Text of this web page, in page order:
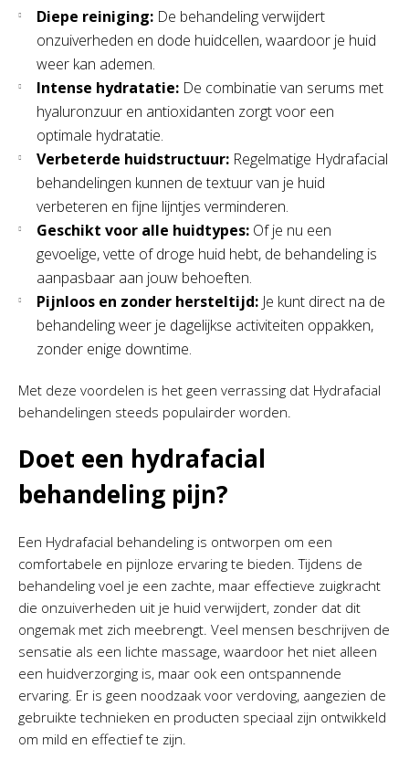
Diepe reiniging: De behandeling verwijdert
onzuiverheden en dode huidcellen, waardoor je huid
weer kan ademen.
Intense hydratatie: De combinatie van serums met
hyaluronzuur en antioxidanten zorgt voor een
optimale hydratatie.
Verbeterde huidstructuur: Regelmatige Hydrafacial
behandelingen kunnen de textuur van je huid
verbeteren en fijne lijntjes verminderen.
Geschikt voor alle huidtypes: Of je nu een
gevoelige, vette of droge huid hebt, de behandeling is
aanpasbaar aan jouw behoeften.
Pijnloos en zonder hersteltijd: Je kunt direct na de
behandeling weer je dagelijkse activiteiten oppakken,
zonder enige downtime.
Met deze voordelen is het geen verrassing dat Hydrafacial
behandelingen steeds populairder worden.
Doet een hydrafacial
behandeling pijn?
Een Hydrafacial behandeling is ontworpen om een
comfortabele en pijnloze ervaring te bieden. Tijdens de
behandeling voel je een zachte, maar effectieve zuigkracht
die onzuiverheden uit je huid verwijdert, zonder dat dit
ongemak met zich meebrengt. Veel mensen beschrijven de
sensatie als een lichte massage, waardoor het niet alleen
een huidverzorging is, maar ook een ontspannende
ervaring. Er is geen noodzaak voor verdoving, aangezien de
gebruikte technieken en producten speciaal zijn ontwikkeld
om mild en effectief te zijn.